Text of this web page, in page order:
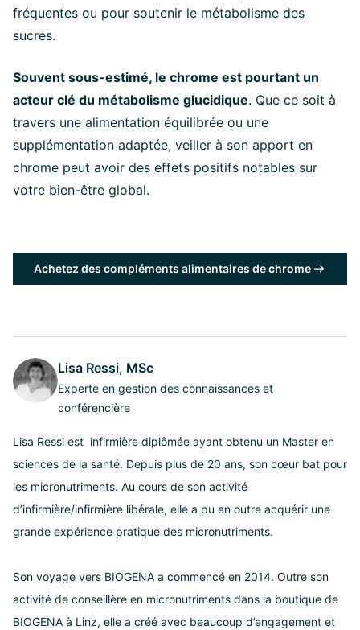
fréquentes ou pour soutenir le métabolisme des
sucres.
Souvent sous-estimé, le chrome est pourtant un
acteur clé du métabolisme glucidique. Que ce soit à
travers une alimentation équilibrée ou une
supplémentation adaptée, veiller à son apport en
chrome peut avoir des effets positifs notables sur
votre bien-être global.
Achetez des compléments alimentaires de chrome
Lisa Ressi, MSc
Experte en gestion des connaissances et
conférencière
Lisa Ressi est infirmière diplômée ayant obtenu un Master en
sciences de la santé. Depuis plus de 20 ans, son cœur bat pour
les micronutriments. Au cours de son activité
d’infirmière/infirmière libérale, elle a pu en outre acquérir une
grande expérience pratique des micronutriments.
Son voyage vers BIOGENA a commencé en 2014. Outre son
activité de conseillère en micronutriments dans la boutique de
BIOGENA à Linz, elle a créé avec beaucoup d’engagement et